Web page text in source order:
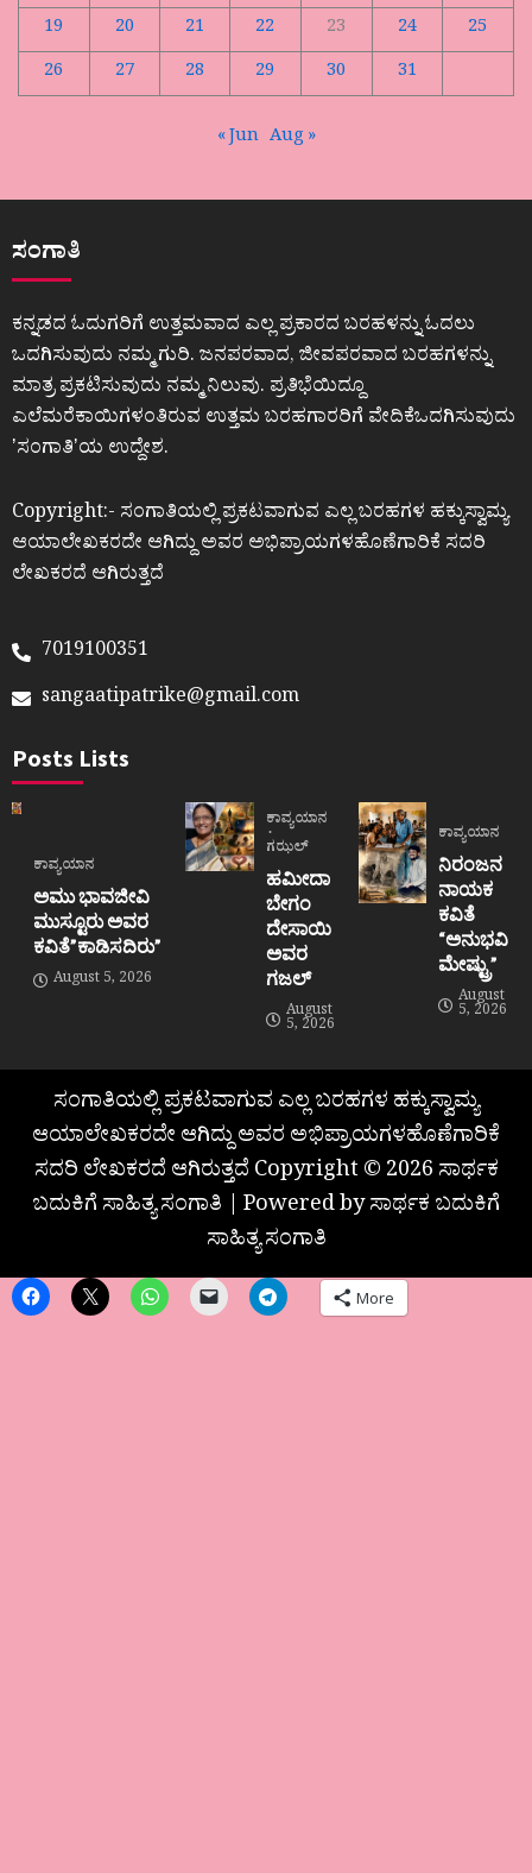
19
20 21 22 23 24
25
26
27 28 29 30 31
« Jun Aug »
ಸಂಗಾತಿ
ಕನ್ನಡದ ಓದುಗರಿಗೆ ಉತ್ತಮವಾದ ಎಲ್ಲ ಪ್ರಕಾರದ ಬರಹಳನ್ನು ಓದಲು
ಒದಗಿಸುವುದು ನಮ್ಮ ಗುರಿ. ಜನಪರವಾದ, ಜೀವಪರವಾದ ಬರಹಗಳನ್ನು
ಮಾತ್ರ ಪ್ರಕಟಿಸುವುದು ನಮ್ಮ ನಿಲುವು. ಪ್ರತಿಭೆಯಿದ್ದೂ
ಎಲೆಮರೆಕಾಯಿಗಳಂತಿರುವ ಉತ್ತಮ ಬರಹಗಾರರಿಗೆ ವೇದಿಕೆಒದಗಿಸುವುದು
ʼಸಂಗಾತಿʼಯ ಉದ್ದೇಶ.
Copyright:- ಸಂಗಾತಿಯಲ್ಲಿ ಪ್ರಕಟವಾಗುವ ಎಲ್ಲ ಬರಹಗಳ ಹಕ್ಕುಸ್ವಾಮ್ಯ
ಆಯಾಲೇಖಕರದೇ ಆಗಿದ್ದು ಅವರ ಅಭಿಪ್ರಾಯಗಳಹೊಣೆಗಾರಿಕೆ ಸದರಿ
ಲೇಖಕರದೆ ಆಗಿರುತ್ತದೆ
7019100351
sangaatipatrike@gmail.com
Posts Lists
ಕಾವ್ಯಯಾನ
ಅಮು ಭಾವಜೀವಿ
ಮುಸ್ಟೂರು ಅವರ
ಕವಿತೆ”ಕಾಡಿಸದಿರು”
August 5, 2026
ಕಾವ್ಯಯಾನ
ಗಝಲ್
ಹಮೀದಾ
ಬೇಗಂ
ದೇಸಾಯಿ
ಅವರ
ಗಜಲ್
August
5, 2026
ಕಾವ್ಯಯಾನ
ನಿರಂಜನ
ನಾಯಕ
ಕವಿತೆ
“ಅನುಭವಿ
ಮೇಷ್ಟ್ರು”
August
5, 2026
ಸಂಗಾತಿಯಲ್ಲಿ ಪ್ರಕಟವಾಗುವ ಎಲ್ಲ ಬರಹಗಳ ಹಕ್ಕುಸ್ವಾಮ್ಯ
ಆಯಾಲೇಖಕರದೇ ಆಗಿದ್ದು ಅವರ ಅಭಿಪ್ರಾಯಗಳಹೊಣೆಗಾರಿಕೆ
ಸದರಿ ಲೇಖಕರದೆ ಆಗಿರುತ್ತದೆ Copyright © 2026 ಸಾರ್ಥಕ
ಬದುಕಿಗೆ ಸಾಹಿತ್ಯ ಸಂಗಾತಿ | Powered by ಸಾರ್ಥಕ ಬದುಕಿಗೆ
ಸಾಹಿತ್ಯ ಸಂಗಾತಿ
More